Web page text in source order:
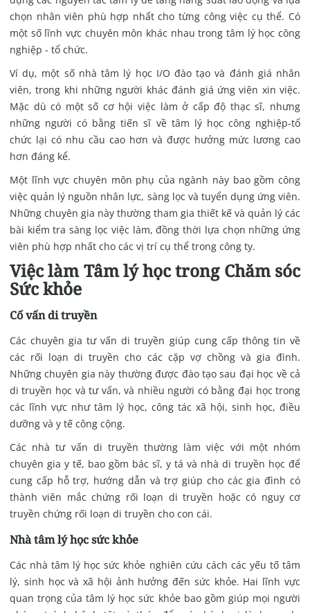
chọn nhân viên phù hợp nhất cho từng công việc cụ thể. Có
một số lĩnh vực chuyên môn khác nhau trong tâm lý học công
nghiệp - tổ chức.
Ví dụ, một số nhà tâm lý học I/O đào tạo và đánh giá nhân
viên, trong khi những người khác đánh giá ứng viên xin việc.
Mặc dù có một số cơ hội việc làm ở cấp độ thạc sĩ, nhưng
những người có bằng tiến sĩ về tâm lý học công nghiệp-tổ
chức lại có nhu cầu cao hơn và được hưởng mức lương cao
hơn đáng kể.
Một lĩnh vực chuyên môn phụ của ngành này bao gồm công
việc quản lý nguồn nhân lực, sàng lọc và tuyển dụng ứng viên.
Những chuyên gia này thường tham gia thiết kế và quản lý các
bài kiểm tra sàng lọc việc làm, đồng thời lựa chọn những ứng
viên phù hợp nhất cho các vị trí cụ thể trong công ty.
Việc làm Tâm lý học trong Chăm sóc
Sức khỏe
Cố vấn di truyền
Các chuyên gia tư vấn di truyền giúp cung cấp thông tin về
các rối loạn di truyền cho các cặp vợ chồng và gia đình.
Những chuyên gia này thường được đào tạo sau đại học về cả
di truyền học và tư vấn, và nhiều người có bằng đại học trong
các lĩnh vực như tâm lý học, công tác xã hội, sinh học, điều
dưỡng và y tế công cộng.
Các nhà tư vấn di truyền thường làm việc với một nhóm
chuyên gia y tế, bao gồm bác sĩ, y tá và nhà di truyền học để
cung cấp hỗ trợ, hướng dẫn và trợ giúp cho các gia đình có
thành viên mắc chứng rối loạn di truyền hoặc có nguy cơ
truyền chứng rối loạn di truyền cho con cái.
Nhà tâm lý học sức khỏe
Các nhà tâm lý học sức khỏe nghiên cứu cách các yếu tố tâm
lý, sinh học và xã hội ảnh hưởng đến sức khỏe. Hai lĩnh vực
quan trọng của tâm lý học sức khỏe bao gồm giúp mọi người